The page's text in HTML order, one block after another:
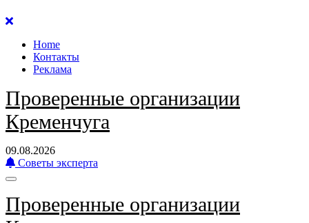
Перейти
содержанию
Home
Контакты
Реклама
Проверенные организации
Кременчуга
09.08.2026
Советы эксперта
Проверенные организации